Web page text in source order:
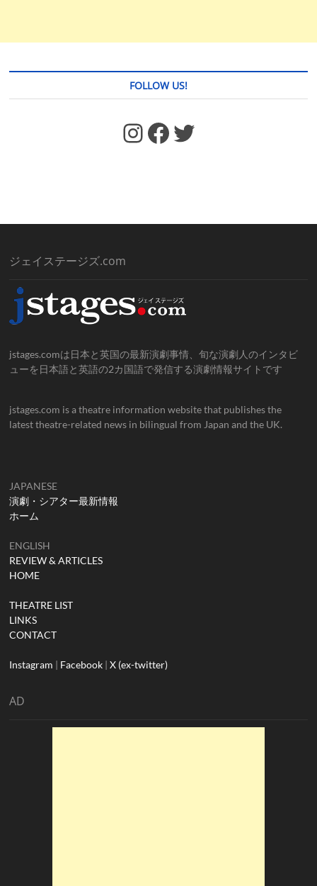
FOLLOW US!
https://www.facebook.com/jstages/ Facebook Twitter
ジェイステージズ.com
jstages.comは日本と英国の最新演劇事情、旬な演劇人のインタビ
ューを日本語と英語の2カ国語で発信する演劇情報サイトです
jstages.com is a theatre information website that publishes the
latest theatre-related news in bilingual from Japan and the UK.
JAPANESE
演劇・シアター最新情報
ホーム
ENGLISH
REVIEW & ARTICLES
HOME
THEATRE LIST
LINKS
CONTACT
Instagram | Facebook |X (ex-twitter)
AD